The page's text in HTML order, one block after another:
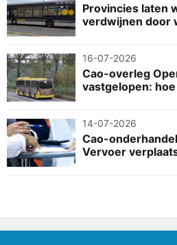
Provincies laten
verdwijnen door
16-07-2026
Cao-overleg
vastgelopen:
14-07-2026
Cao-
Vervoer